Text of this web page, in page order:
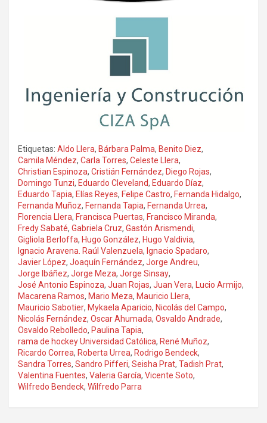
Etiquetas: Aldo Llera, Bárbara Palma, Benito Diez,
Camila Méndez, Carla Torres, Celeste Llera,
Christian Espinoza, Cristián Fernández, Diego Rojas,
Domingo Tunzi, Eduardo Cleveland, Eduardo Díaz,
Eduardo Tapia, Elías Reyes, Felipe Castro, Fernanda Hidalgo,
Fernanda Muñoz, Fernanda Tapia, Fernanda Urrea,
Florencia Llera, Francisca Puertas, Francisco Miranda,
Fredy Sabaté, Gabriela Cruz, Gastón Arismendi,
Gigliola Berloffa, Hugo González, Hugo Valdivia,
Ignacio Aravena. Raúl Valenzuela, Ignacio Spadaro,
Javier López, Joaquín Fernández, Jorge Andreu,
Jorge Ibáñez, Jorge Meza, Jorge Sinsay,
José Antonio Espinoza, Juan Rojas, Juan Vera, Lucio Armijo,
Macarena Ramos, Mario Meza, Mauricio Llera,
Mauricio Sabotier, Mykaela Aparicio, Nicolás del Campo,
Nicolás Fernández, Oscar Ahumada, Osvaldo Andrade,
Osvaldo Rebolledo, Paulina Tapia,
rama de hockey Universidad Católica, René Muñoz,
Ricardo Correa, Roberta Urrea, Rodrigo Bendeck,
Sandra Torres, Sandro Pifferi, Seisha Prat, Tadish Prat,
Valentina Fuentes, Valeria García, Vicente Soto,
Wilfredo Bendeck, Wilfredo Parra